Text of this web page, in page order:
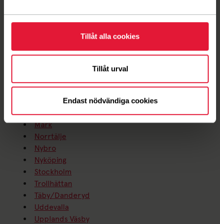
Tillåt alla cookies
Tillåt urval
Endast nödvändiga cookies
Kristianstad
Lidköping
Linköping
Malmö
Mark
Norrtälje
Nybro
Nyköping
Stockholm
Trollhättan
Täby/Danderyd
Uddevalla
Upplands Väsby